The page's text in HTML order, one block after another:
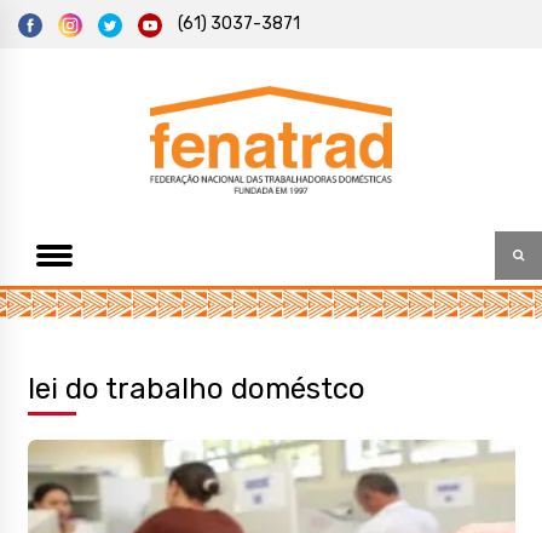
(61) 3037-3871
Fenatrad
Federação Nacional das Trabalhadoras Domésticas
lei do trabalho doméstco